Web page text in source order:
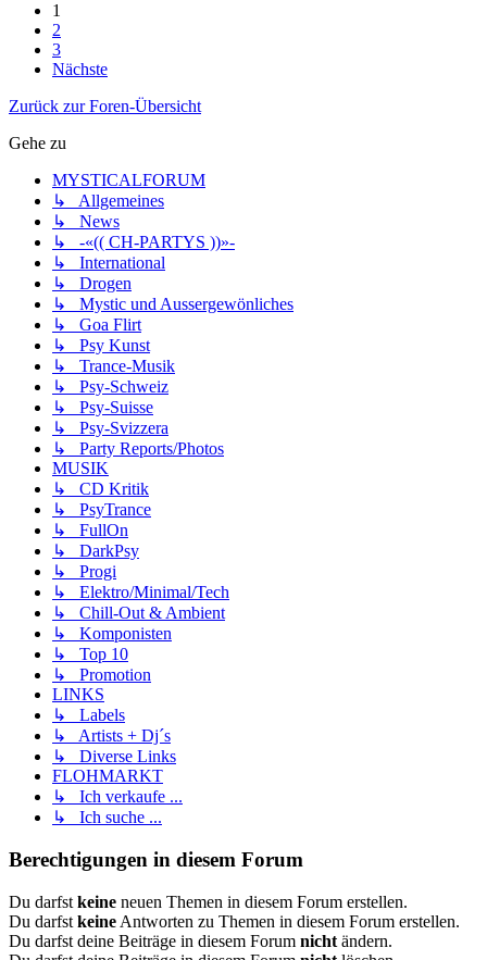
1
2
3
Nächste
Zurück zur Foren-Übersicht
Gehe zu
MYSTICALFORUM
↳ Allgemeines
↳ News
↳ -«(( CH-PARTYS ))»-
↳ International
↳ Drogen
↳ Mystic und Aussergewönliches
↳ Goa Flirt
↳ Psy Kunst
↳ Trance-Musik
↳ Psy-Schweiz
↳ Psy-Suisse
↳ Psy-Svizzera
↳ Party Reports/Photos
MUSIK
↳ CD Kritik
↳ PsyTrance
↳ FullOn
↳ DarkPsy
↳ Progi
↳ Elektro/Minimal/Tech
↳ Chill-Out & Ambient
↳ Komponisten
↳ Top 10
↳ Promotion
LINKS
↳ Labels
↳ Artists + Dj´s
↳ Diverse Links
FLOHMARKT
↳ Ich verkaufe ...
↳ Ich suche ...
Berechtigungen in diesem Forum
Du darfst keine neuen Themen in diesem Forum erstellen.
Du darfst keine Antworten zu Themen in diesem Forum erstellen.
Du darfst deine Beiträge in diesem Forum nicht ändern.